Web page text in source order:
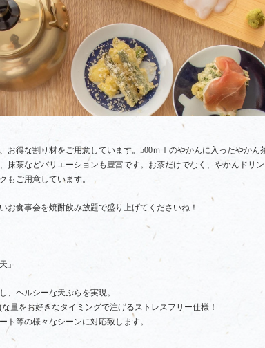
お得な割り材をご用意しています。500ｍｌのやかんに入ったやかん
抹茶などバリエーションも豊富です。お茶だけでなく、やかんドリ
もご用意しています。
お食事会を焼酎飲み放題で盛り上げてくださいね！
」
、ヘルシーな天ぷらを実現。
量をお好きなタイミングで注げるストレスフリー仕様！
ト等の様々なシーンに対応致します。